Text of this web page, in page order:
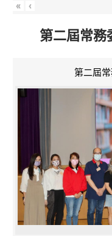
« ‹
第二屆常
第二屆